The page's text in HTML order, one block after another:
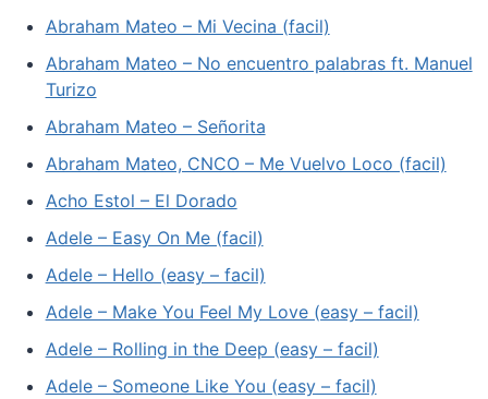
Abraham Mateo – Mi Vecina (facil)
Abraham Mateo – No encuentro palabras ft. Manuel
Turizo
Abraham Mateo – Señorita
Abraham Mateo, CNCO – Me Vuelvo Loco (facil)
Acho Estol – El Dorado
Adele – Easy On Me (facil)
Adele – Hello (easy – facil)
Adele – Make You Feel My Love (easy – facil)
Adele – Rolling in the Deep (easy – facil)
Adele – Someone Like You (easy – facil)